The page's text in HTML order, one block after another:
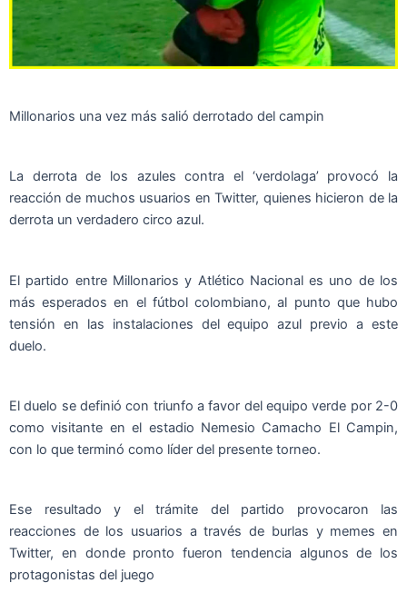
Millonarios una vez más salió derrotado del campin
La derrota de los azules contra el ‘verdolaga’ provocó la
reacción de muchos usuarios en Twitter, quienes hicieron de la
derrota un verdadero circo azul.
El partido entre Millonarios y Atlético Nacional es uno de los
más esperados en el fútbol colombiano, al punto que hubo
tensión en las instalaciones del equipo azul previo a este
duelo.
El duelo se definió con triunfo a favor del equipo verde por 2-0
como visitante en el estadio Nemesio Camacho El Campin,
con lo que terminó como líder del presente torneo.
Ese resultado y el trámite del partido provocaron las
reacciones de los usuarios a través de burlas y memes en
Twitter, en donde pronto fueron tendencia algunos de los
protagonistas del juego